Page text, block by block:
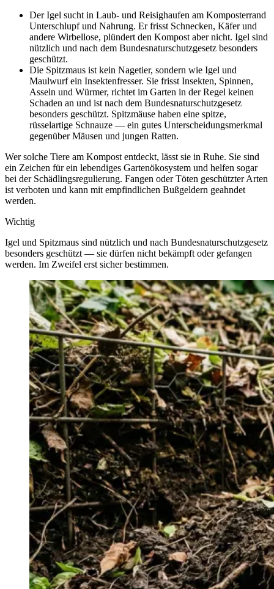
Der Igel sucht in Laub- und Reisighaufen am Komposterrand
Unterschlupf und Nahrung. Er frisst Schnecken, Käfer und
andere Wirbellose, plündert den Kompost aber nicht. Igel sind
nützlich und nach dem Bundesnaturschutzgesetz besonders
geschützt.
Die Spitzmaus ist kein Nagetier, sondern wie Igel und
Maulwurf ein Insektenfresser. Sie frisst Insekten, Spinnen,
Asseln und Würmer, richtet im Garten in der Regel keinen
Schaden an und ist nach dem Bundesnaturschutzgesetz
besonders geschützt. Spitzmäuse haben eine spitze,
rüsselartige Schnauze — ein gutes Unterscheidungsmerkmal
gegenüber Mäusen und jungen Ratten.
Wer solche Tiere am Kompost entdeckt, lässt sie in Ruhe. Sie sind
ein Zeichen für ein lebendiges Gartenökosystem und helfen sogar
bei der Schädlingsregulierung. Fangen oder Töten geschützter Arten
ist verboten und kann mit empfindlichen Bußgeldern geahndet
werden.
Wichtig
Igel und Spitzmaus sind nützlich und nach Bundesnaturschutzgesetz
besonders geschützt — sie dürfen nicht bekämpft oder gefangen
werden. Im Zweifel erst sicher bestimmen.